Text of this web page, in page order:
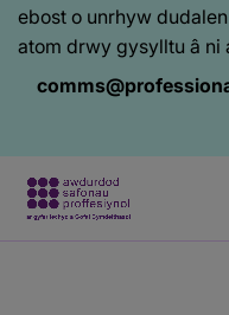
ebost o unrhyw
atom drwy gysylltu â ni